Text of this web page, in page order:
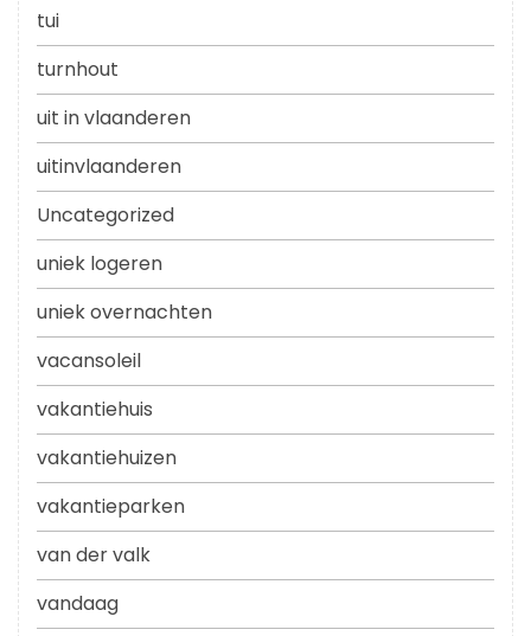
tui
turnhout
uit in vlaanderen
uitinvlaanderen
Uncategorized
uniek logeren
uniek overnachten
vacansoleil
vakantiehuis
vakantiehuizen
vakantieparken
van der valk
vandaag